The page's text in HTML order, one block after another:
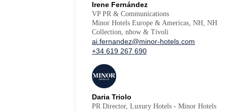
Irene Fernández
VP PR & Communications
Minor Hotels Europe & Americas, NH, NH
Collection, nhow & Tivoli
ai.fernandez@minor-hotels.com
+34 619 267 690
Daria Triolo
PR Director, Luxury Hotels - Minor Hotels